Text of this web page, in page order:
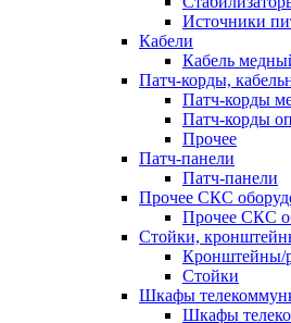
Источники
Кабели
Кабель
Патч-корды,
Патч-корды
Патч-корды
Прочее
Патч-панели
Патч-панели
Прочее СКС
Прочее СКС
Стойки,
Кронштейны/
Стойки
Шкафы
Шкафы